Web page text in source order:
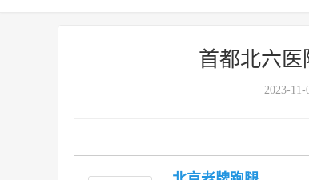
首都北六
2023-11-